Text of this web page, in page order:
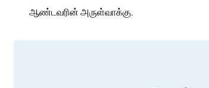
ஆண்டவரின் அருள்வாக்கு.